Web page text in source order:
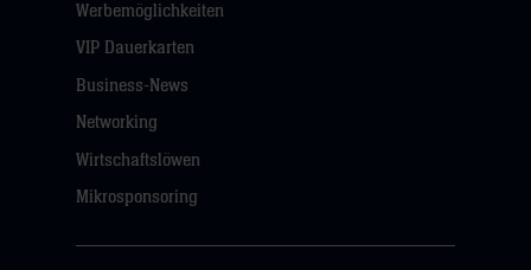
Werbemöglichkeiten
VIP Dauerkarten
Business-News
Networking
Wirtschaftslöwen
Mikrosponsoring